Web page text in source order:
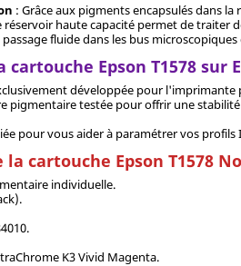
: Grâce aux pigments encapsulés dans
réservoir haute capacité permet de
fluide dans les bus
Epson T1578 sur
développée pour l'imprimante
pigmentaire testée pour offrir une
pour vous aider à paramétrer vos profils
cartouche Epson T1578
individuelle.
K3 Vivid Magenta.